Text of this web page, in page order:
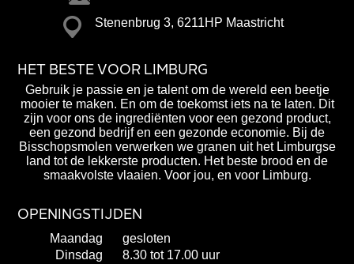
Stenenbrug 3, 6211HP Maastricht
HET BESTE VOOR LIMBURG
Gebruik je passie en je talent om de wereld een beetje
mooier te maken. En om de toekomst iets na te laten. Dit
zijn voor ons de ingrediënten voor een gezond product,
een gezond bedrijf en een gezonde economie. Bij de
Bisschopsmolen verwerken we granen uit het Limburgse
land tot de lekkerste producten. Het beste brood en de
smaakvolste vlaaien. Voor jou, en voor Limburg.
OPENINGSTIJDEN
Maandag
gesloten
Dinsdag
8.30 tot 17.00 uur